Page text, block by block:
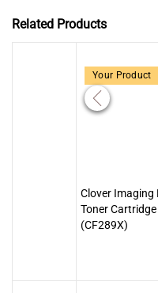
Related Products
Your Product
Clover Imaging
Toner
(CF289X)